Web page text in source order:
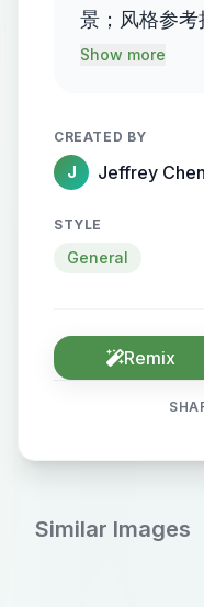
景；风格参考
与卡通插画的
等部位；构图
写，画面排
满活力的视觉
Show more
CREATED BY
J Jeffrey Chen
STYLE
General
Remix
Similar Images